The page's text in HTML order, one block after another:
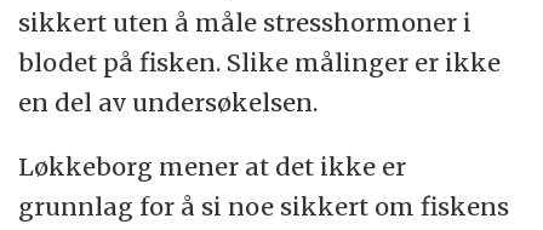
sikkert uten å måle stresshormoner i
blodet på fisken. Slike målinger er ikke
en del av undersøkelsen.
Løkkeborg mener at det ikke er
grunnlag for å si noe sikkert om fiskens